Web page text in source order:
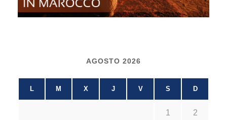
AGOSTO 2026
L M X J V S D
1 2